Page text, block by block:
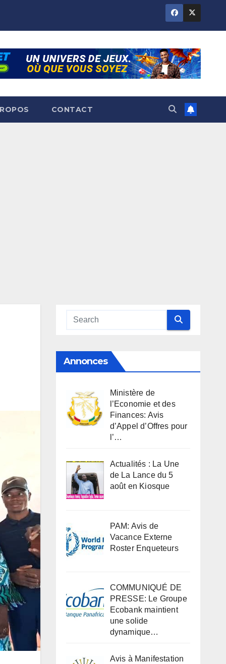
CONTACT
Annonces
Ministère de
l’Economie et des
Finances: Avis
d’Appel d’Offres pour
l’…
Actualités : La Une
de La Lance du 5
août en Kiosque
PAM: Avis de
Vacance Externe
Roster Enqueteurs
COMMUNIQUÉ DE
PRESSE: Le Groupe
Ecobank maintient
une solide
dynamique…
Avis à Manifestation